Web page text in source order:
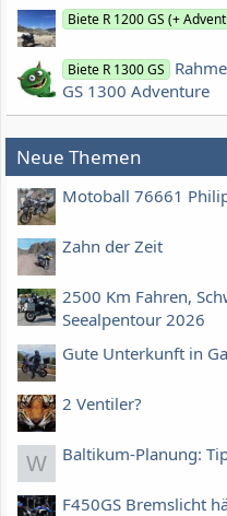
Biete R 1200 GS (+
Biete R 1300 GS
GS 1300 Adventure
Neue Themen
Motoball 76661
Zahn der Zeit
2500 Km Fahren,
Seealpentour 2026
Gute Unterkunft in
2 Ventiler?
W Baltikum-Planung:
F450GS Bremslicht